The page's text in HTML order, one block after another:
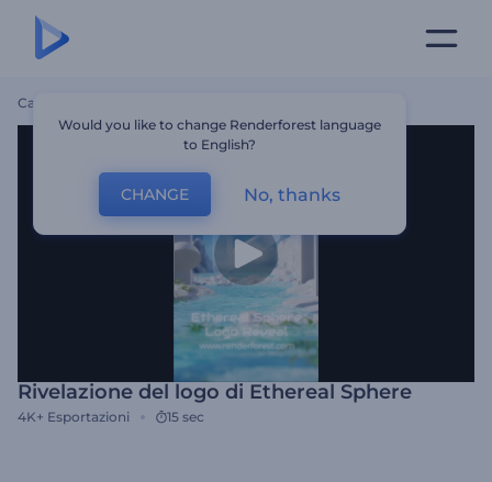
Casa
Rivelazione del logo di Ethereal Sphere
4K+ Esportazioni 15 sec
Would you like to change Renderforest language
to English?
CHANGE No, thanks